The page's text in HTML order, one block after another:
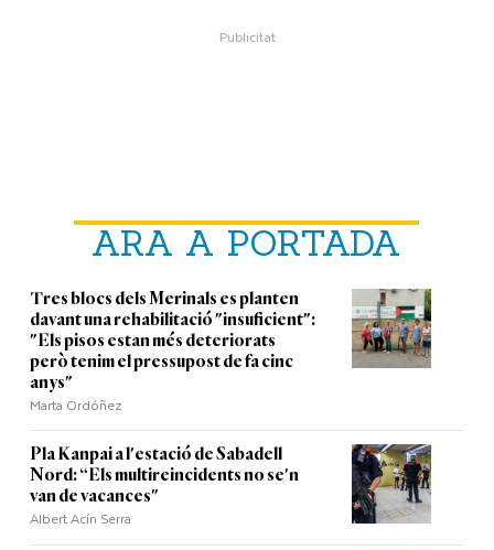
ARA A PORTADA
Tres blocs dels Merinals es planten
davant una rehabilitació "insuficient":
"Els pisos estan més deteriorats
però tenim el pressupost de fa cinc
anys"
Marta Ordóñez
Pla Kanpai a l'estació de Sabadell
Nord: “Els multireincidents no se'n
van de vacances"
Albert Acín Serra